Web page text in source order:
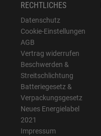
RECHTLICHES
Datenschutz
Cookie-Einstellungen
AGB
Vertrag widerrufen
Beschwerden &
Streitschlichtung
Batteriegesetz &
Verpackungsgesetz
Neues Energielabel
2021
Impressum